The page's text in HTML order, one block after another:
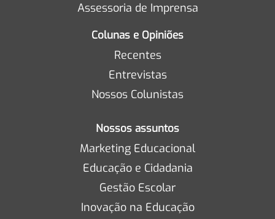
Assessoria de Imprensa
Colunas e Opiniões
Recentes
Entrevistas
Nossos Colunistas
Nossos assuntos
Marketing Educacional
Educação e Cidadania
Gestão Escolar
Inovação na Educação